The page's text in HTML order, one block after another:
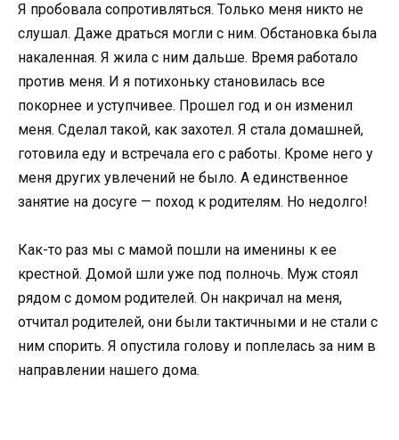
Я пробовала сопротивляться. Только меня никто не
слушал. Даже драться могли с ним. Обстановка была
накаленная. Я жила с ним дальше. Время работало
против меня. И я потихоньку становилась все
покорнее и уступчивее. Прошел год и он изменил
меня. Сделал такой, как захотел. Я стала домашней,
готовила еду и встречала его с работы. Кроме него у
меня других увлечений не было. А единственное
занятие на досуге — поход к родителям. Но недолго!
Как-то раз мы с мамой пошли на именины к ее
крестной. Домой шли уже под полночь. Муж стоял
рядом с домом родителей. Он накричал на меня,
отчитал родителей, они были тактичными и не стали с
ним спорить. Я опустила голову и поплелась за ним в
направлении нашего дома.